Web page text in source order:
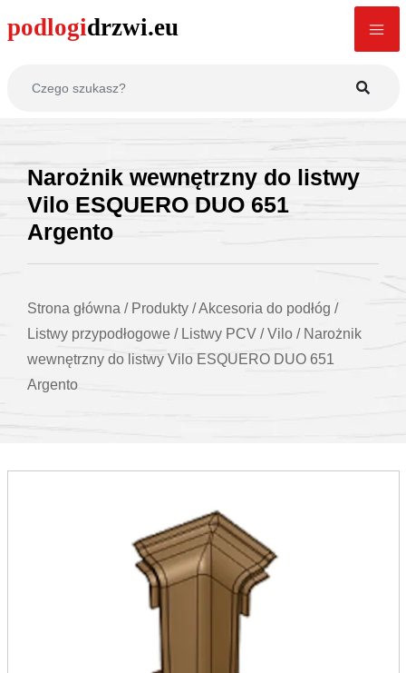
Narożnik wewnętrzny do listwy
Vilo ESQUERO DUO 651
Argento
Strona główna / Produkty /Akcesoria do podłóg /
Listwy przypodłogowe / Listwy PCV /Vilo / Narożnik
wewnętrzny do listwy Vilo ESQUERO DUO 651
Argento